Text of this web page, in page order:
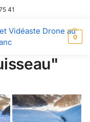
41
Vidéaste Drone au
0